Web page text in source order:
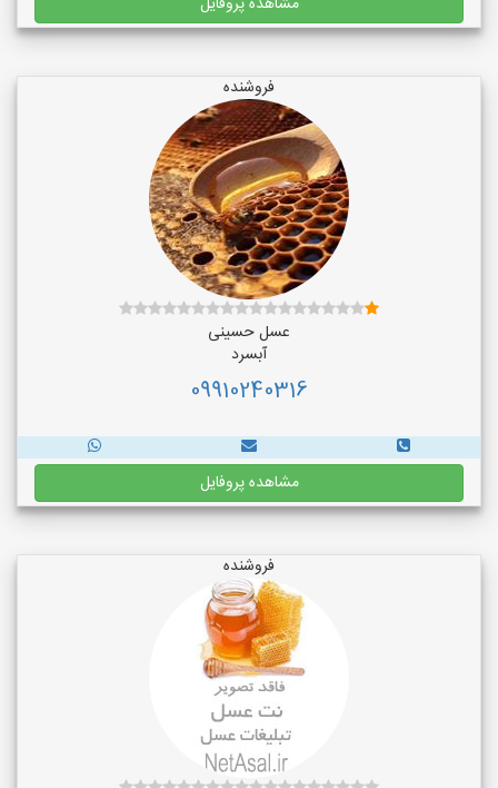
فروشنده
عسل حسینی
آبسرد
09910240316
مشاهده پروفایل
فروشنده